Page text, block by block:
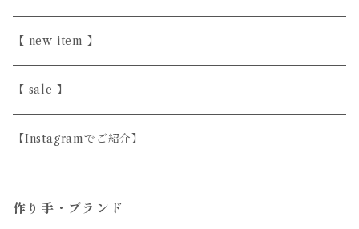
こいずみちはる
斎藤奈月
シサム工房
美濃焼
益子焼
半磁器・せっ器
磁器
天然木
ほっこり愛らしい
シンプル
上品
【 new item 】
【 sale 】
【Instagramでご紹介】
作り手・ブランド